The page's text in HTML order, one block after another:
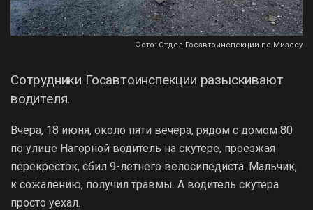
Фото: Отдел Госавтоинспекции по Миассу
Сотрудники Госавтоинспекции разыскивают
водителя.
Вчера, 18 июня, около пяти вечера, рядом с домом 80
по улице Нагорной водитель на скутере, проезжая
перекресток, сбил 9-летнего велосипедиста. Мальчик,
к сожалению, получил травмы. А водитель скутера
просто уехал.